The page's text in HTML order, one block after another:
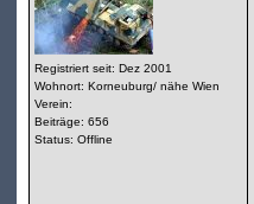
Registriert seit: Dez 2001
Wohnort: Korneuburg/ nähe Wien
Verein:
Beiträge: 656
Status: Offline